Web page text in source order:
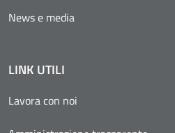
News e media
LINK UTILI
Lavora con noi